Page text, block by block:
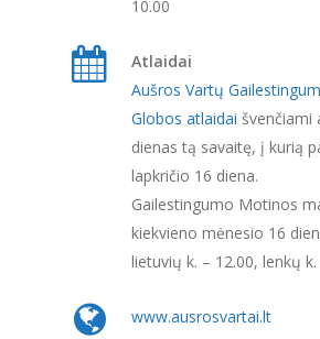
10.00
Atlaidai
Aušros Vartų
Globos atlaidai švenčiami
dienas tą savaitę, į kurią
lapkričio 16 diena.
Gailestingumo Motinos
kiekvieno mėnesio 16
lietuvių k. – 12.00, lenkų k.
www.ausrosvartai.lt